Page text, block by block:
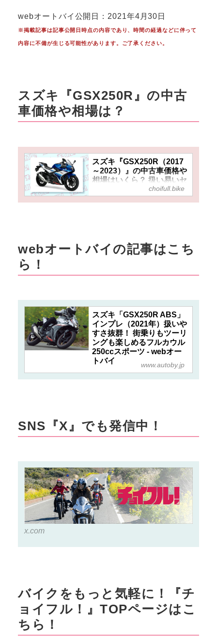
webオートバイ公開日：2021年4月30日
※掲載記事は記事公開日時点の内容であり、時間の経過などに伴って
内容に不備が生じる可能性があります。ご了承ください。
スズキ『GSX250R』の中古
車価格や相場は？
スズキ『GSX250R（2017
～2023）』の中古車価格や
相場はいくら？ 扱い易いセ
パハン250ccフルカウルモ
デルが上手に狙えば新車の
choifull.bike
webオートバイの記事はこち
ら！
スズキ「GSX250R ABS」
インプレ（2021年）扱いや
すさ抜群！ 街乗りもツーリ
ングも楽しめるフルカウル
250ccスポーツ - webオー
トバイ
www.autoby.jp
SNS『X』でも発信中！
x.com
バイクをもっと気軽に！『チ
ョイフル！』TOPページはこ
ちら！